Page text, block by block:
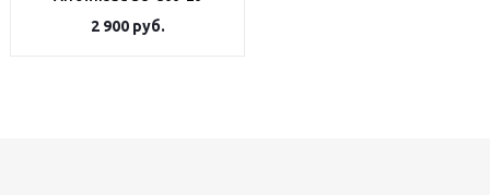
2 900руб.